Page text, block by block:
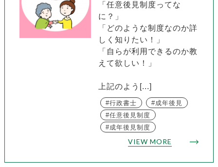
「任意後見制度ってな
に？」
「どのような制度なのか詳
しく知りたい！」
「自らが利用できるのか教
えて欲しい！」
上記のよう[...]
行政書士
成年後見
任意後見制度
成年後見制度
VIEW MORE